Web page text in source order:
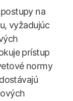
na
vyžadujúc
prístup
normy